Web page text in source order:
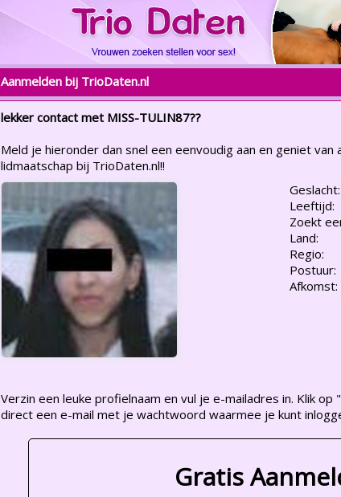
Aanmelden bij TrioDaten.nl
lekker contact met MISS-TULIN87??
Meld je hieronder dan snel een eenvoudig aan en geniet van
lidmaatschap bij TrioDaten.nl!!
Geslacht:
Leeftijd:
Zoekt
Land:
Regio:
Postuur:
Afkomst:
Verzin een leuke profielnaam en vul je e-mailadres in. Klik op
direct een e-mail met je wachtwoord waarmee je kunt
Gratis